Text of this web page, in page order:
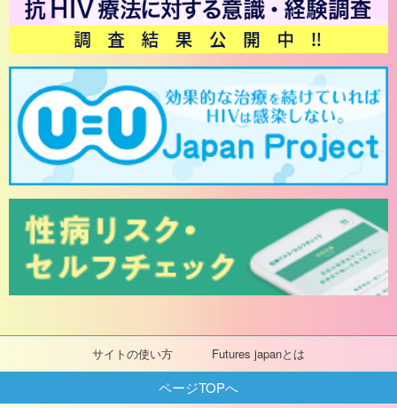
サイトの使い方 Futures japanとは
ページTOPへ